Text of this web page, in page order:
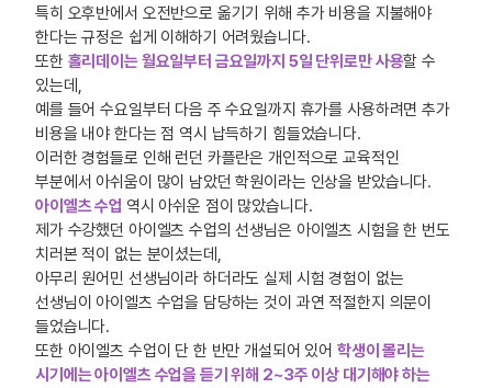
특히 오후반에서 오전반으로 옮기기 위해 추가 비용을 지불해야
한다는 규정은 쉽게 이해하기 어려웠습니다.
또한 홀리데이는 월요일부터 금요일까지 5일 단위로만 사용할 수
있는데,
예를 들어 수요일부터 다음 주 수요일까지 휴가를 사용하려면 추가
비용을 내야 한다는 점 역시 납득하기 힘들었습니다.
이러한 경험들로 인해 런던 카플란은 개인적으로 교육적인
부분에서 아쉬움이 많이 남았던 학원이라는 인상을 받았습니다.
아이엘츠 수업 역시 아쉬운 점이 많았습니다.
제가 수강했던 아이엘츠 수업의 선생님은 아이엘츠 시험을 한 번도
치러본 적이 없는 분이셨는데,
아무리 원어민 선생님이라 하더라도 실제 시험 경험이 없는
선생님이 아이엘츠 수업을 담당하는 것이 과연 적절한지 의문이
들었습니다.
또한 아이엘츠 수업이 단 한 반만 개설되어 있어 학생이 몰리는
시기에는 아이엘츠 수업을 듣기 위해 2~3주 이상 대기해야 하는